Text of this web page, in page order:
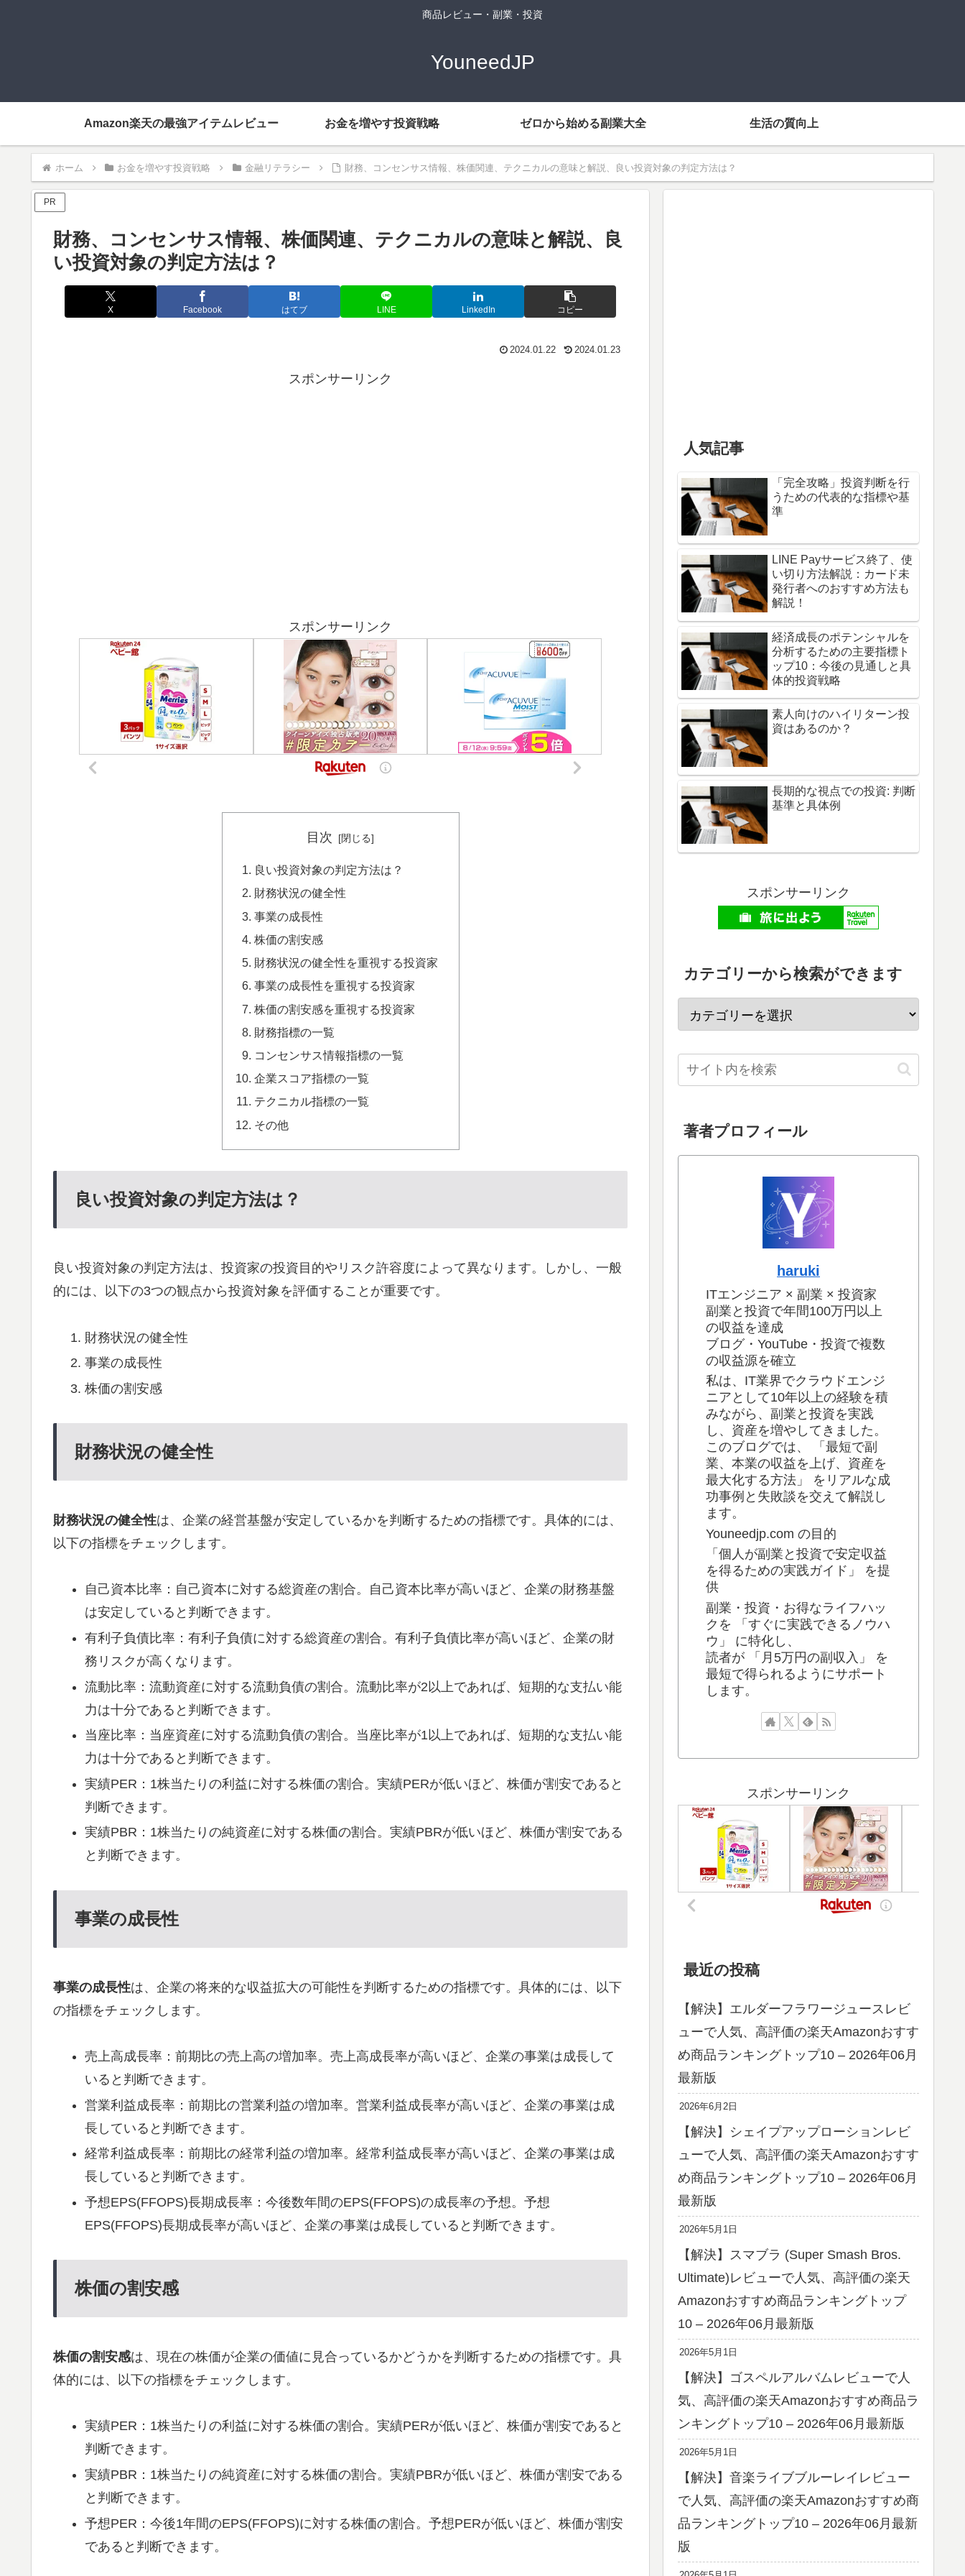
商品レビュー・副業・投資
YouneedJP
Amazon楽天の最強アイテムレビュー お金を増やす投資戦略 ゼロから始める副業大全 生活の質向上
ホーム お金を増やす投資戦略 金融リテラシー 財務、コンセンサス情報、株価関連、テクニカルの意味と解説、良い投資対象の判定方法は？
PR
財務、コンセンサス情報、株価関連、テクニカルの意味と解説、良
い投資対象の判定方法は？
X Facebook はてブ LINE LinkedIn コピー
2024.01.22 2024.01.23
スポンサーリンク
スポンサーリンク
目次
良い投資対象の判定方法は？
財務状況の健全性
事業の成長性
株価の割安感
財務状況の健全性を重視する投資家
事業の成長性を重視する投資家
株価の割安感を重視する投資家
財務指標の一覧
コンセンサス情報指標の一覧
企業スコア指標の一覧
テクニカル指標の一覧
その他
良い投資対象の判定方法は？
良い投資対象の判定方法は、投資家の投資目的やリスク許容度によって異なります。しかし、一般
的には、以下の3つの観点から投資対象を評価することが重要です。
財務状況の健全性
事業の成長性
株価の割安感
財務状況の健全性
財務状況の健全性は、企業の経営基盤が安定しているかを判断するための指標です。具体的には、
以下の指標をチェックします。
自己資本比率：自己資本に対する総資産の割合。自己資本比率が高いほど、企業の財務基盤
は安定していると判断できます。
有利子負債比率：有利子負債に対する総資産の割合。有利子負債比率が高いほど、企業の財
務リスクが高くなります。
流動比率：流動資産に対する流動負債の割合。流動比率が2以上であれば、短期的な支払い能
力は十分であると判断できます。
当座比率：当座資産に対する流動負債の割合。当座比率が1以上であれば、短期的な支払い能
力は十分であると判断できます。
実績PER：1株当たりの利益に対する株価の割合。実績PERが低いほど、株価が割安であると
判断できます。
実績PBR：1株当たりの純資産に対する株価の割合。実績PBRが低いほど、株価が割安である
と判断できます。
事業の成長性
事業の成長性は、企業の将来的な収益拡大の可能性を判断するための指標です。具体的には、以下
の指標をチェックします。
売上高成長率：前期比の売上高の増加率。売上高成長率が高いほど、企業の事業は成長して
いると判断できます。
営業利益成長率：前期比の営業利益の増加率。営業利益成長率が高いほど、企業の事業は成
長していると判断できます。
経常利益成長率：前期比の経常利益の増加率。経常利益成長率が高いほど、企業の事業は成
長していると判断できます。
予想EPS(FFOPS)長期成長率：今後数年間のEPS(FFOPS)の成長率の予想。予想
EPS(FFOPS)長期成長率が高いほど、企業の事業は成長していると判断できます。
株価の割安感
株価の割安感は、現在の株価が企業の価値に見合っているかどうかを判断するための指標です。具
体的には、以下の指標をチェックします。
実績PER：1株当たりの利益に対する株価の割合。実績PERが低いほど、株価が割安であると
判断できます。
実績PBR：1株当たりの純資産に対する株価の割合。実績PBRが低いほど、株価が割安である
と判断できます。
予想PER：今後1年間のEPS(FFOPS)に対する株価の割合。予想PERが低いほど、株価が割安
であると判断できます。
人気記事
「完全攻略」投資判断を行
うための代表的な指標や基
準
LINE Payサービス終了、使
い切り方法解説：カード未
発行者へのおすすめ方法も
解説！
経済成長のポテンシャルを
分析するための主要指標ト
ップ10：今後の見通しと具
体的投資戦略
素人向けのハイリターン投
資はあるのか？
長期的な視点での投資: 判断
基準と具体例
スポンサーリンク
カテゴリーから検索ができます
著者プロフィール
haruki
ITエンジニア × 副業 × 投資家
副業と投資で年間100万円以上
の収益を達成
ブログ・YouTube・投資で複数
の収益源を確立
私は、IT業界でクラウドエンジ
ニアとして10年以上の経験を積
みながら、副業と投資を実践
し、資産を増やしてきました。
このブログでは、 「最短で副
業、本業の収益を上げ、資産を
最大化する方法」 をリアルな成
功事例と失敗談を交えて解説し
ます。
Youneedjp.com の目的
「個人が副業と投資で安定収益
を得るための実践ガイド」 を提
供
副業・投資・お得なライフハッ
クを 「すぐに実践できるノウハ
ウ」 に特化し、
読者が 「月5万円の副収入」 を
最短で得られるようにサポート
します。
スポンサーリンク
最近の投稿
【解決】エルダーフラワージュースレビ
ューで人気、高評価の楽天Amazonおすす
め商品ランキングトップ10 – 2026年06月
最新版
2026年6月2日
【解決】シェイプアップローションレビ
ューで人気、高評価の楽天Amazonおすす
め商品ランキングトップ10 – 2026年06月
最新版
2026年5月1日
【解決】スマブラ (Super Smash Bros.
Ultimate)レビューで人気、高評価の楽天
Amazonおすすめ商品ランキングトップ
10 – 2026年06月最新版
2026年5月1日
【解決】ゴスペルアルバムレビューで人
気、高評価の楽天Amazonおすすめ商品ラ
ンキングトップ10 – 2026年06月最新版
2026年5月1日
【解決】音楽ライブブルーレイレビュー
で人気、高評価の楽天Amazonおすすめ商
品ランキングトップ10 – 2026年06月最新
版